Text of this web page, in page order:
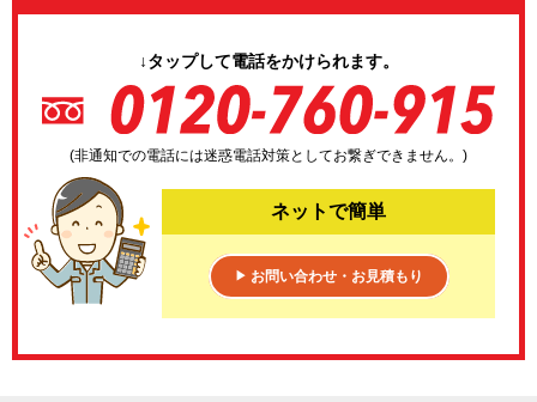
↓タップして電話をかけられます。
(非通知での電話には迷惑電話対策としてお繋ぎできません。)
ネットで簡単
▶ お問い合わせ・お見積もり